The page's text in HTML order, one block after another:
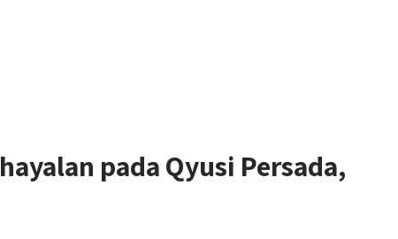
pada Qyusi Persada,